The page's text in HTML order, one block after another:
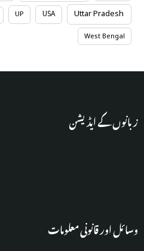
UP USA Uttar Pradesh
West Bengal
زبانوں کے ایڈیشن
وسائل اور قانونی معلومات